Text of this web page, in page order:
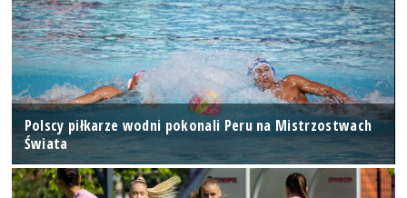
Polscy piłkarze wodni pokonali Peru na Mistrzostwach
Świata